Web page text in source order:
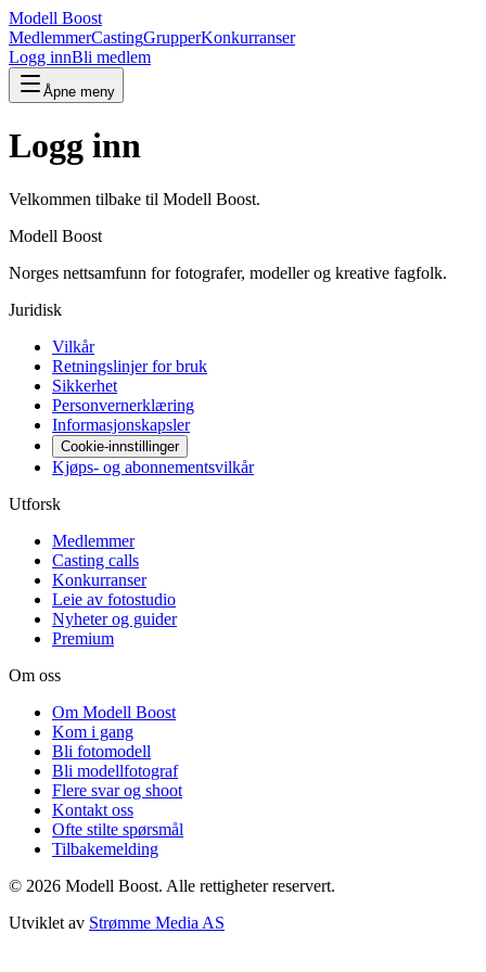
Modell Boost
MedlemmerCastingGrupperKonkurranser
Logg innBli medlem
Åpne meny
Logg inn
Velkommen tilbake til Modell Boost.
Modell Boost
Norges nettsamfunn for fotografer, modeller og kreative fagfolk.
Juridisk
Vilkår
Retningslinjer for bruk
Sikkerhet
Personvernerklæring
Informasjonskapsler
Cookie-innstillinger
Kjøps- og abonnementsvilkår
Utforsk
Medlemmer
Casting calls
Konkurranser
Leie av fotostudio
Nyheter og guider
Premium
Om oss
Om Modell Boost
Kom i gang
Bli fotomodell
Bli modellfotograf
Flere svar og shoot
Kontakt oss
Ofte stilte spørsmål
Tilbakemelding
© 2026 Modell Boost. Alle rettigheter reservert.
Utviklet av Strømme Media AS